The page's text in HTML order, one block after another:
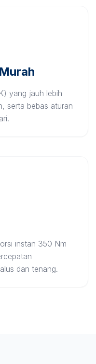
yang jauh lebih
serta bebas aturan
instan 350 Nm
dan tenang.